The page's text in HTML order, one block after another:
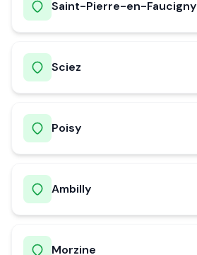
Saint-Pierre-en-Faucigny
Sciez
Poisy
Ambilly
Morzine